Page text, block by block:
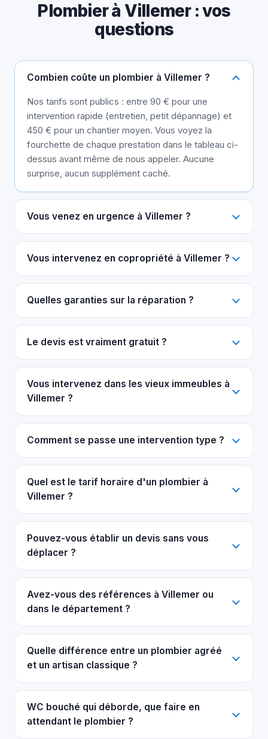
Plombier à Villemer : vos
questions
Combien coûte un plombier à Villemer ?
Nos tarifs sont publics : entre 90 € pour une
intervention rapide (entretien, petit dépannage) et
450 € pour un chantier moyen. Vous voyez la
fourchette de chaque prestation dans le tableau ci-
dessus avant même de nous appeler. Aucune
surprise, aucun supplément caché.
Vous venez en urgence à Villemer ?
Vous intervenez en copropriété à Villemer ?
Quelles garanties sur la réparation ?
Le devis est vraiment gratuit ?
Vous intervenez dans les vieux immeubles à
Villemer ?
Comment se passe une intervention type ?
Quel est le tarif horaire d'un plombier à
Villemer ?
Pouvez-vous établir un devis sans vous
déplacer ?
Avez-vous des références à Villemer ou
dans le département ?
Quelle différence entre un plombier agréé
et un artisan classique ?
WC bouché qui déborde, que faire en
attendant le plombier ?